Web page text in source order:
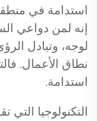
استدامة في
إنه لمن دواعي
لوجه، وتبادل
نطاق الأعمال.
استدامة.
التكنولوجيا التي